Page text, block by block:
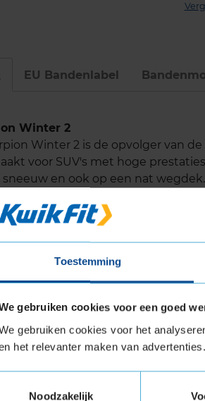
Toestemming
gebruiken cookies voor een goed
gebruiken cookies voor het
het relevanter maken van
Noodzakelijk
EU Bandenlabel
Winter 2
Winter 2 is de opvolger van
voor SUV's met hoge
en ook op een nat
goede waterafvoer is en ook
de Pirelli Scor Het is een
prestaties op sneeuw
grip op nat wegdek en bij
dus weinig geluid
WINTER 2 met Extra Load